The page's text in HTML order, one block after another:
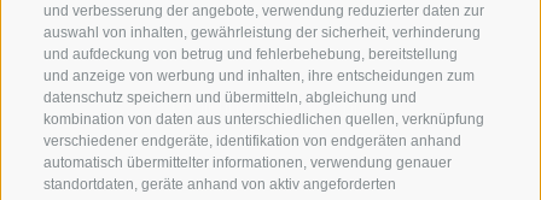
und verbesserung der angebote, verwendung reduzierter daten zur
auswahl von inhalten, gewährleistung der sicherheit, verhinderung
und aufdeckung von betrug und fehlerbehebung, bereitstellung
und anzeige von werbung und inhalten, ihre entscheidungen zum
datenschutz speichern und übermitteln, abgleichung und
kombination von daten aus unterschiedlichen quellen, verknüpfung
verschiedener endgeräte, identifikation von endgeräten anhand
automatisch übermittelter informationen, verwendung genauer
standortdaten, geräte anhand von aktiv angeforderten
Impressum | Transparenz | Sitemap | Cookie-Richtlinie
Privacy | Cookie Präferenzen
Benediktinerstift Marienberg
Schlinig 1
39024 Mals
Italien - BZ